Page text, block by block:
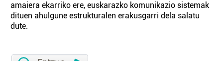
amaiera ekarriko ere, euskarazko komunikazio sistemak
dituen ahulgune estrukturalen erakusgarri dela salatu
dute.